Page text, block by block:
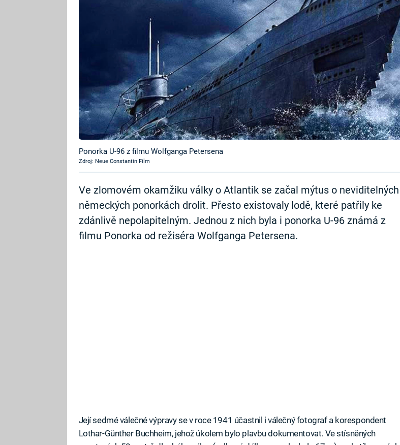
Ponorka U-96 z filmu Wolfganga Petersena
Zdroj: Neue Constantin Film
Ve zlomovém okamžiku války o Atlantik se začal mýtus o neviditelných
německých ponorkách drolit. Přesto existovaly lodě, které patřily ke
zdánlivě nepolapitelným. Jednou z nich byla i ponorka U-96 známá z
filmu Ponorka od režiséra Wolfganga Petersena.
Její sedmé válečné výpravy se v roce 1941 účastnil i válečný fotograf a korespondent
Lothar-Günther Buchheim, jehož úkolem bylo plavbu dokumentovat. Ve stísněných